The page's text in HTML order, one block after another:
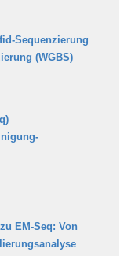
Sequenzierung
(WGBS)
EM-Seq: Von